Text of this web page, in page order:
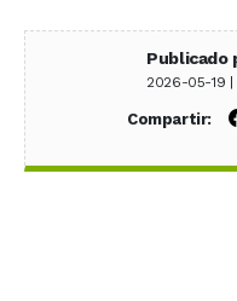
Publicado
2026-05-19 |
Compartir: